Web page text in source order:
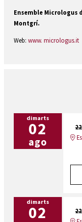
Ensemble Micrologus
Montgrí.
Web: www. micrologus.it
dimarts
02
ago
dimarts
02